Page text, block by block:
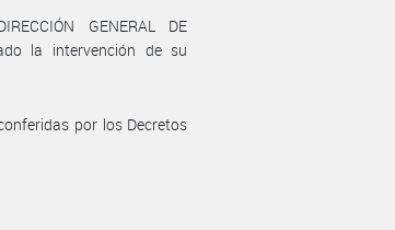
GENERAL DE
la intervención de su
por los Decretos